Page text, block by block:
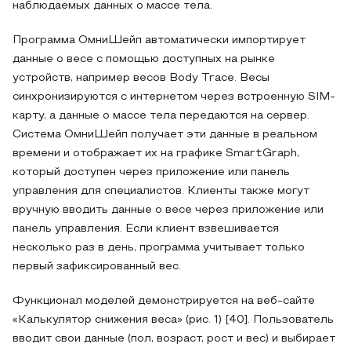
наблюдаемых данных о массе тела.
Программа ОмниШейп автоматически импортирует
данные о весе с помощью доступных на рынке
устройств, например весов Body Trace. Весы
синхронизируются с интернетом через встроенную SIM-
карту, а данные о массе тела передаются на сервер.
Система ОмниШейп получает эти данные в реальном
времени и отображает их на графике SmartGraph,
который доступен через приложение или панель
управления для специалистов. Клиенты также могут
вручную вводить данные о весе через приложение или
панель управления. Если клиент взвешивается
несколько раз в день, программа учитывает только
первый зафиксированный вес.
Функционал моделей демонстрируется на веб-сайте
«Калькулятор снижения веса» (рис. 1) [40]. Пользователь
вводит свои данные (пол, возраст, рост и вес) и выбирает